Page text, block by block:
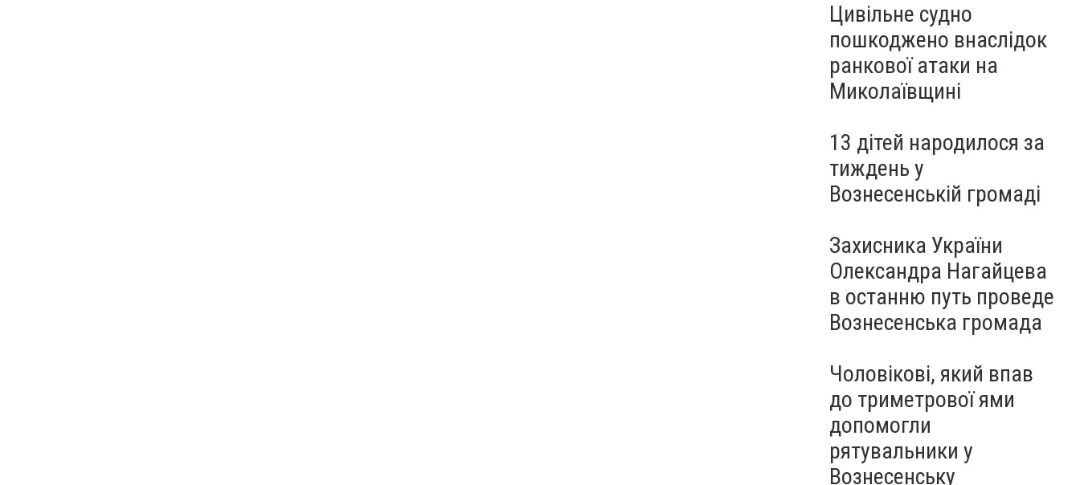
Цивільне судно
пошкоджено внаслідок
ранкової атаки на
Миколаївщині
13 дітей народилося за
тиждень у
Вознесенській громаді
Захисника України
Олександра Нагайцева
в останню путь проведе
Вознесенська громада
Чоловікові, який впав
до триметрової ями
допомогли
рятувальники у
Вознесенську